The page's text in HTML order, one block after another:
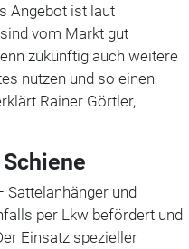
Angebot ist laut
vom Markt gut
zukünftig auch weitere
nutzen und so einen
Rainer Görtler,
Sattelanhänger und
per Lkw befördert und
Einsatz spezieller